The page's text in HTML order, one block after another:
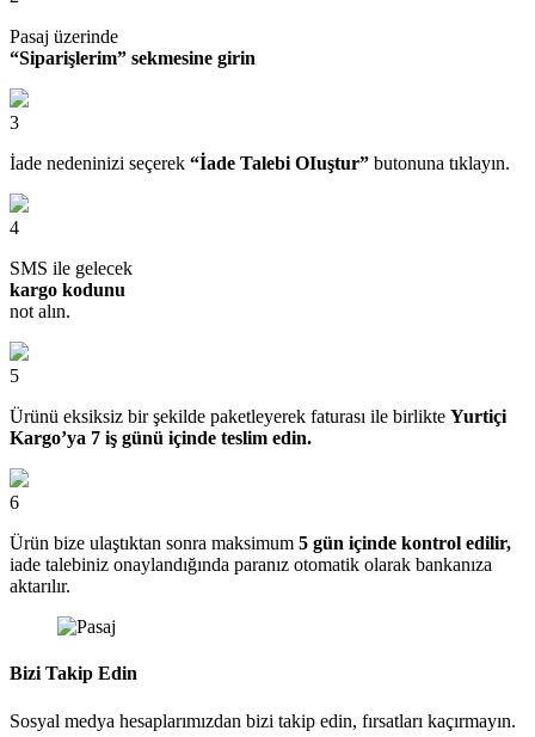
Pasaj üzerinde
“Siparişlerim” sekmesine girin
3
İade nedeninizi seçerek “İade Talebi OIuştur” butonuna tıklayın.
4
SMS ile gelecek
kargo kodunu
not alın.
5
Ürünü eksiksiz bir şekilde paketleyerek faturası ile birlikte Yurtiçi
Kargo’ya 7 iş günü içinde teslim edin.
6
Ürün bize ulaştıktan sonra maksimum 5 gün içinde kontrol edilir,
iade talebiniz onaylandığında paranız otomatik olarak bankanıza
aktarılır.
Bizi Takip Edin
Sosyal medya hesaplarımızdan bizi takip edin, fırsatları kaçırmayın.